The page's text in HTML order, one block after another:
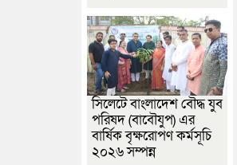
সিলেটে বাংলাদেশ বৌদ্ধ যুব
পরিষদ (বাবৌযুপ) এর
বার্ষিক বৃক্ষরোপণ কর্মসূচি
২০২৬ সম্পন্ন